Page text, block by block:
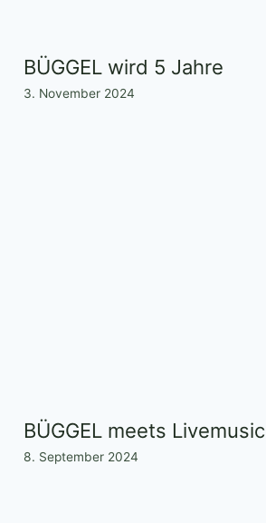
BÜGGEL wird 5 Jahre
3. November 2024
BÜGGEL meets Livemusic
8. September 2024